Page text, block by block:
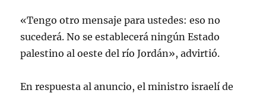
«Tengo otro mensaje para ustedes: eso no
sucederá. No se establecerá ningún Estado
palestino al oeste del río Jordán», advirtió.
En respuesta al anuncio, el ministro israelí de